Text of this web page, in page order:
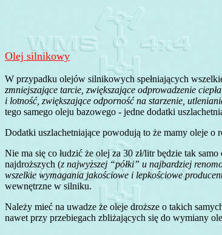
Olej silnikowy
W przypadku olejów silnikowych spełniających
zmniejszające tarcie, zwiększające odprowadzenie
i lotność, zwiększające odporność na starzenie,
tego samego oleju bazowego - jedne dodatki
Dodatki uszlachetniające powodują to że mamy oleje o
Nie ma się co łudzić że olej za 30 zł/litr będzie tak
najdroższych (z najwyższej “półki” u najbardziej
wszelkie wymagania jakościowe i lepkościowe
wewnętrzne w silniku.
Należy mieć na uwadze że oleje droższe o takich
nawet przy przebiegach zbliżających się do wymiany